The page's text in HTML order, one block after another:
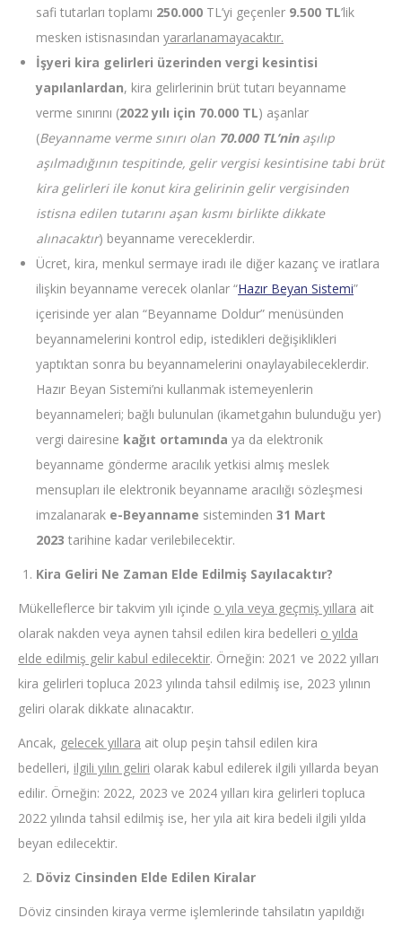
safi tutarları toplamı 250.000 TL’yi geçenler 9.500 TL’lik
mesken istisnasından yararlanamayacaktır.
İşyeri kira gelirleri üzerinden vergi kesintisi
yapılanlardan, kira gelirlerinin brüt tutarı beyanname
verme sınırını (2022 yılı için 70.000 TL) aşanlar
(Beyanname verme sınırı olan 70.000 TL’ninaşılıp
aşılmadığının tespitinde, gelir vergisi kesintisine tabi brüt
kira gelirleri ile konut kira gelirinin gelir vergisinden
istisna edilen tutarını aşan kısmı birlikte dikkate
alınacaktır) beyanname vereceklerdir.
Ücret, kira, menkul sermaye iradı ile diğer kazanç ve iratlara
ilişkin beyanname verecek olanlar “Hazır Beyan Sistemi”
içerisinde yer alan “Beyanname Doldur” menüsünden
beyannamelerini kontrol edip, istedikleri değişiklikleri
yaptıktan sonra bu beyannamelerini onaylayabileceklerdir.
Hazır Beyan Sistemi’ni kullanmak istemeyenlerin
beyannameleri; bağlı bulunulan (ikametgahın bulunduğu yer)
vergi dairesine kağıt ortamında ya da elektronik
beyanname gönderme aracılık yetkisi almış meslek
mensupları ile elektronik beyanname aracılığı sözleşmesi
imzalanarak e-Beyanname sisteminden 31 Mart
2023 tarihine kadar verilebilecektir.
Kira Geliri Ne Zaman Elde Edilmiş Sayılacaktır?
Mükelleflerce bir takvim yılı içinde o yıla veya geçmiş yıllara ait
olarak nakden veya aynen tahsil edilen kira bedelleri o yılda
elde edilmiş gelir kabul edilecektir. Örneğin: 2021 ve 2022 yılları
kira gelirleri topluca 2023 yılında tahsil edilmiş ise, 2023 yılının
geliri olarak dikkate alınacaktır.
Ancak, gelecek yıllara ait olup peşin tahsil edilen kira
bedelleri, ilgili yılın geliri olarak kabul edilerek ilgili yıllarda beyan
edilir. Örneğin: 2022, 2023 ve 2024 yılları kira gelirleri topluca
2022 yılında tahsil edilmiş ise, her yıla ait kira bedeli ilgili yılda
beyan edilecektir.
Döviz Cinsinden Elde Edilen Kiralar
Döviz cinsinden kiraya verme işlemlerinde tahsilatın yapıldığı